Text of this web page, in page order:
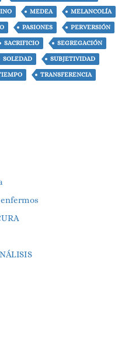
MEDEA MELANCOLÍA
PASIONES PERVERSIÓN
SACRIFICIO SEGREGACIÓN
SOLEDAD SUBJETIVIDAD
TRANSFERENCIA